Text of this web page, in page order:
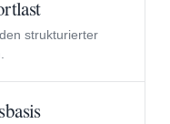
strukturierter